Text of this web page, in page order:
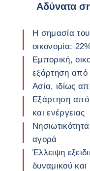
Αδύνατα
Η σημασία του
οικονομία:
Εμπορική,
εξάρτηση από
Ασία, ιδίως
Εξάρτηση από
και ενέργειας
αγορά
Έλλειψη
δυναμικού